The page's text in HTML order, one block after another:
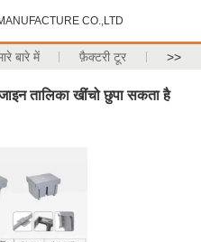
CO.,LTD
बारे में फ़ैक्टरी टूर >>
तालिका खींचो छुपा सकता है